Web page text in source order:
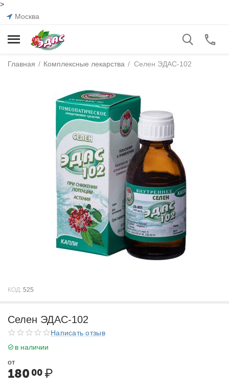
>
Москва
Главная / Комплексные лекарства / Селен ЭДАС-102
КОД: 525
Селен ЭДАС-102
Написать отзыв
в наличии
от
180 00₽